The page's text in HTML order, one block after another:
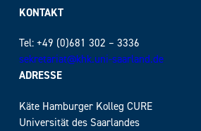
KONTAKT
Tel: +49 (0)681 302 – 3336
sekretariat@khk.uni-saarland.de
ADRESSE
Käte Hamburger Kolleg CURE
Universität des Saarlandes